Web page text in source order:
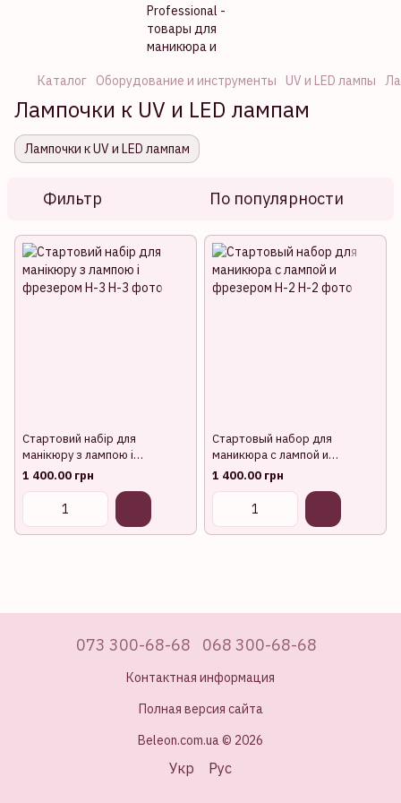
Каталог Оборудование и инструменты UV и LED лампы
Лампочки к UV и LED лампам
Лампочки к UV и LED лампам
Фильтр По популярности
Стартовий набір для
манікюру з лампою і
фрезером Н-3
1 400.00 грн
Стартовый набор для
маникюра с лампой и
фрезером Н-2
1 400.00 грн
073 300-68-68 068 300-68-68
Контактная информация
Полная версия сайта
Beleon.com.ua © 2026
Укр Рус